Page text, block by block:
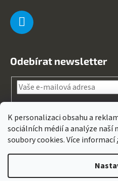
K personalizaci obsahu a
sociálních médií a analýze naší
soubory cookies. Více informací
Odebírat newsletter
PŘIHLÁSIT
SE